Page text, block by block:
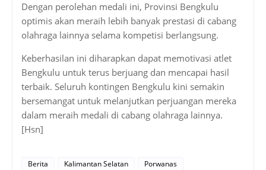
Dengan perolehan medali ini, Provinsi Bengkulu
optimis akan meraih lebih banyak prestasi di cabang
olahraga lainnya selama kompetisi berlangsung.
Keberhasilan ini diharapkan dapat memotivasi atlet
Bengkulu untuk terus berjuang dan mencapai hasil
terbaik. Seluruh kontingen Bengkulu kini semakin
bersemangat untuk melanjutkan perjuangan mereka
dalam meraih medali di cabang olahraga lainnya.
[Hsn]
Berita Kalimantan Selatan
Porwanas